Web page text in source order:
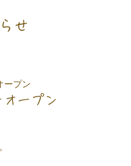
せ
ープン
オープン